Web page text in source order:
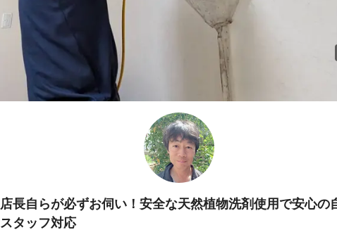
店長自らが必ずお伺い！安全な天然植物洗剤使用で安心の
スタッフ対応